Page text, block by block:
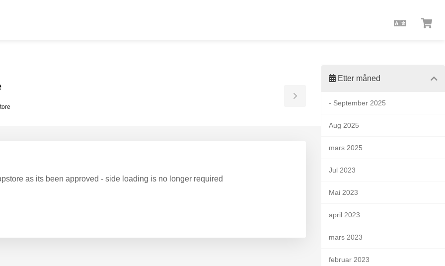
Se
Toggle
Sidebar
as its been approved - side loading is no longer required
Etter måned
- September 2025
Aug 2025
mars 2025
Jul 2023
Mai 2023
april 2023
mars 2023
februar 2023